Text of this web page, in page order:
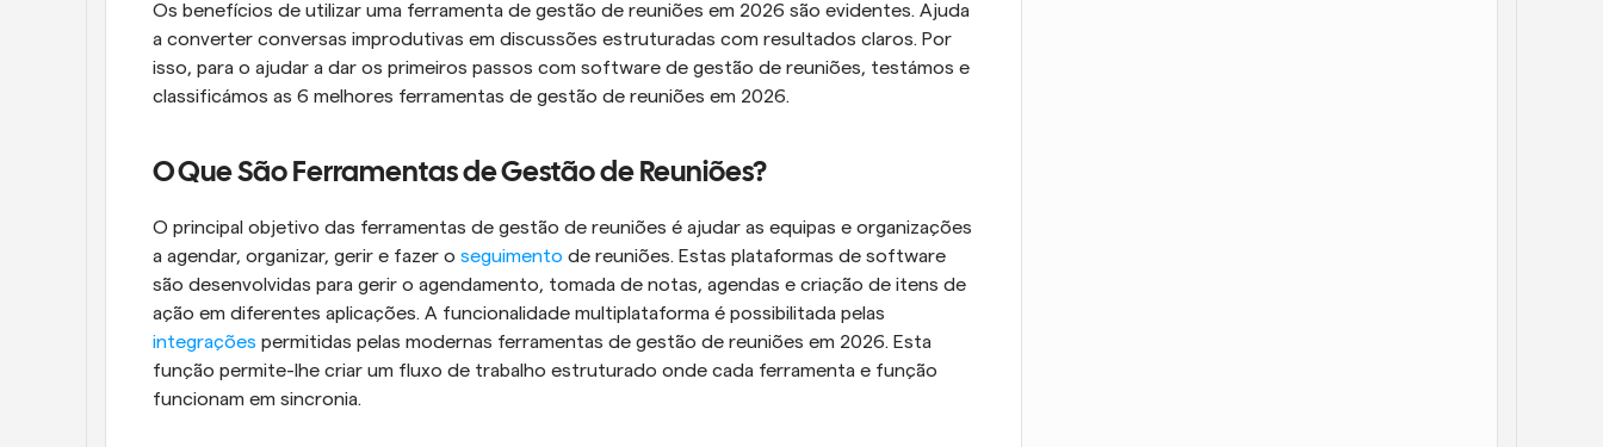
Os benefícios de utilizar uma ferramenta de gestão de reuniões em 2026 são evidentes. Ajuda
a converter conversas improdutivas em discussões estruturadas com resultados claros. Por
isso, para o ajudar a dar os primeiros passos com software de gestão de reuniões, testámos e
classificámos as 6 melhores ferramentas de gestão de reuniões em 2026.
O Que São Ferramentas de Gestão de Reuniões?
O principal objetivo das ferramentas de gestão de reuniões é ajudar as equipas e organizações
a agendar, organizar, gerir e fazer o seguimento de reuniões. Estas plataformas de software
são desenvolvidas para gerir o agendamento, tomada de notas, agendas e criação de itens de
integrações permitidas pelas modernas ferramentas de gestão de reuniões em 2026. Esta
função permite-lhe criar um fluxo de trabalho estruturado onde cada ferramenta e função
funcionam em sincronia.